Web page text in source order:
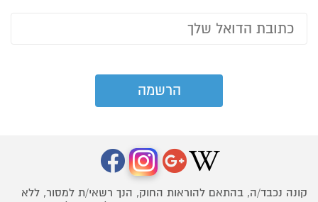
קונה נכבד/ה, בהתאם להוראות החוק, הנך רשאי/ת למסור, ללא